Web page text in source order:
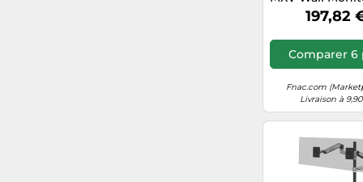
86,4 cm (34")
Blanc
197,82
Comparer 6
Fnac.com
Livraison à